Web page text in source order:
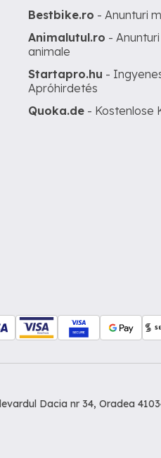
Bestbike.ro - Anunturi
Animalutul.ro -
animale
Startapro.hu -
Apróhirdetés
Quoka.de - Kostenlose
Dacia nr 34, Oradea